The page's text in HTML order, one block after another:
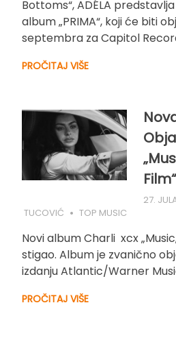
Bottoms“, ADÉLA
album „PRIMA“, koji će biti
septembra za Capitol
PROČITAJ VIŠE
Film“
27.
TUCOVIĆ
TOP MUSIC
Novi album Charli xcx
stigao. Album je zvanično
izdanju Atlantic/Warner
PROČITAJ VIŠE